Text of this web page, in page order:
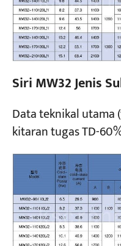
Siri MW32 Jenis
Data teknikal utama
kitaran tugas TD-